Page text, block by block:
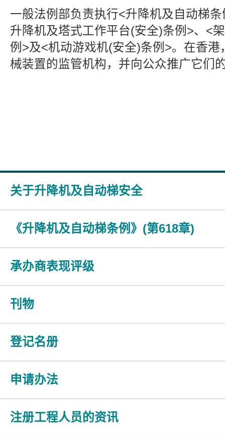
一般法例部负责执行<升降机及自动梯
升降机及塔式工作平台(安全)条例>、<
例>及<机动游戏机(安全)条例>。在香港
械装置的监管机构，并向公众推广它们
关于升降机及自动梯安全
《升降机及自动梯条例》(第618章)
承办商表现评级
刊物
登记名册
申请办法
注册工程人员的资讯